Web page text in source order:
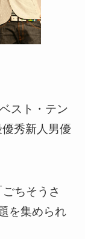
スト・テン
秀新人男優
ちそうさ
を集められ